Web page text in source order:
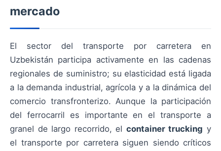
mercado
El sector del transporte por carretera en
Uzbekistán participa activamente en las cadenas
regionales de suministro; su elasticidad está ligada
a la demanda industrial, agrícola y a la dinámica del
comercio transfronterizo. Aunque la participación
del ferrocarril es importante en el transporte a
granel de largo recorrido, el container trucking y
el transporte por carretera siguen siendo críticos